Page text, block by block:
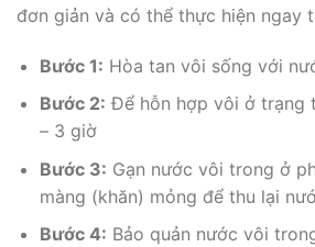
đơn giản và có thể thực hiện ngay
Bước 1: Hòa tan vôi sống với
Bước 2: Để hỗn hợp vôi ở trạng
– 3 giờ
Bước 3: Gạn nước vôi trong ở
màng (khăn) mỏng để thu lại
Bước 4: Bảo quản nước vôi